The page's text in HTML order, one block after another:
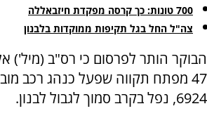
700 טונות: כך קרסה מפקדת חיזבאללה
צה"ל החל בגל תקיפות ממוקדות בלבנון
הבוקר הותר לפרסום כי רס"ב (מיל')
47 מפתח תקווה שפעל כנהג רכב
6924, נפל בקרב סמוך לגבול לבנון.